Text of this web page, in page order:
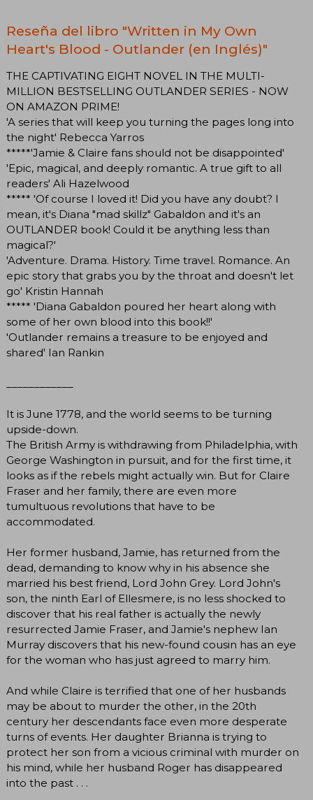
Reseña del libro "Written in My Own
Heart's Blood - Outlander (en Inglés)"
THE CAPTIVATING EIGHT NOVEL IN THE MULTI-
MILLION BESTSELLING OUTLANDER SERIES - NOW
ON AMAZON PRIME!
'A series that will keep you turning the pages long into
the night' Rebecca Yarros
*****'Jamie & Claire fans should not be disappointed'
'Epic, magical, and deeply romantic. A true gift to all
readers' Ali Hazelwood
***** 'Of course I loved it! Did you have any doubt? I
mean, it's Diana "mad skillz" Gabaldon and it's an
OUTLANDER book! Could it be anything less than
magical?'
'Adventure. Drama. History. Time travel. Romance. An
epic story that grabs you by the throat and doesn't let
go' Kristin Hannah
***** 'Diana Gabaldon poured her heart along with
some of her own blood into this book!!'
'Outlander remains a treasure to be enjoyed and
shared' Ian Rankin
It is June 1778, and the world seems to be turning
upside-down.
The British Army is withdrawing from Philadelphia, with
George Washington in pursuit, and for the first time, it
looks as if the rebels might actually win. But for Claire
Fraser and her family, there are even more
tumultuous revolutions that have to be
accommodated.
Her former husband, Jamie, has returned from the
dead, demanding to know why in his absence she
married his best friend, Lord John Grey. Lord John's
son, the ninth Earl of Ellesmere, is no less shocked to
discover that his real father is actually the newly
resurrected Jamie Fraser, and Jamie's nephew Ian
Murray discovers that his new-found cousin has an eye
for the woman who has just agreed to marry him.
And while Claire is terrified that one of her husbands
may be about to murder the other, in the 20th
century her descendants face even more desperate
turns of events. Her daughter Brianna is trying to
protect her son from a vicious criminal with murder on
his mind, while her husband Roger has disappeared
into the past . . .